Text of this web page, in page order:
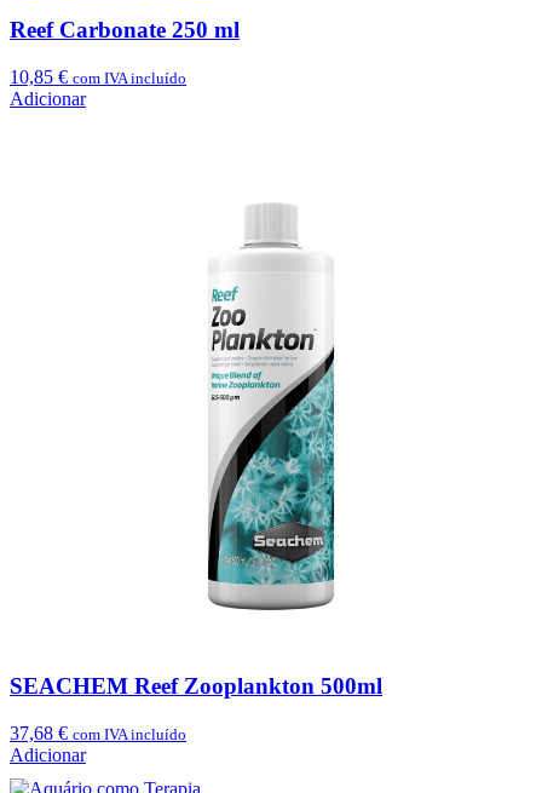
Reef Carbonate 250 ml
10,85 € com IVA incluído
Adicionar
SEACHEM Reef Zooplankton 500ml
37,68 € com IVA incluído
Adicionar